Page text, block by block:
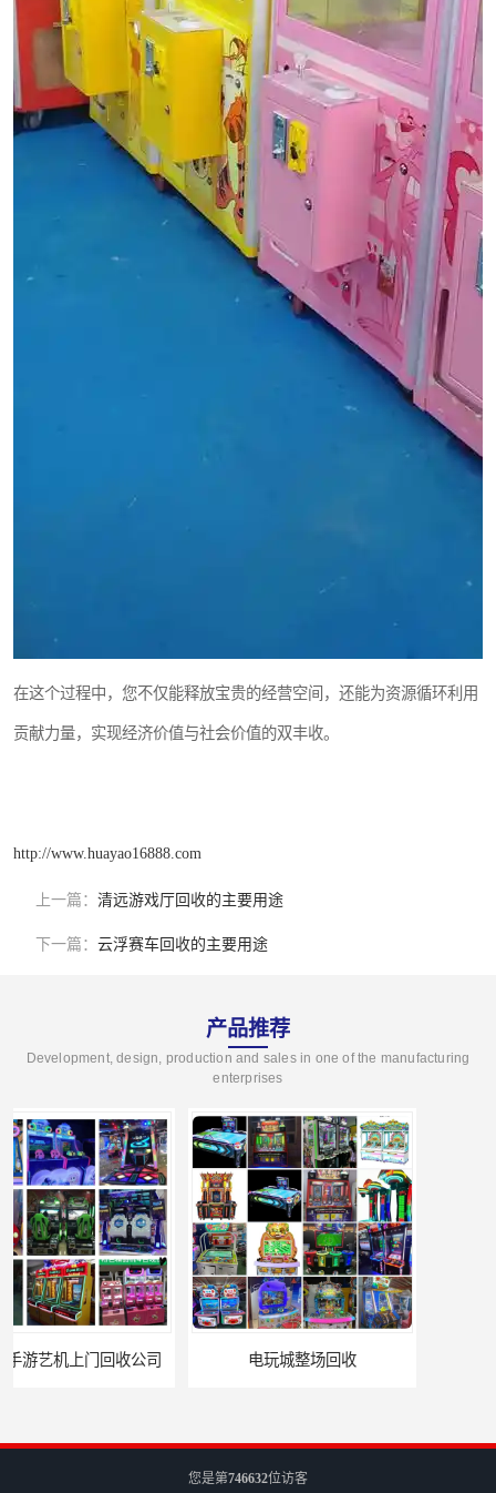
在这个过程中，您不仅能释放宝贵的经营空间，还能为资源循环利用
贡献力量，实现经济价值与社会价值的双丰收。
http://www.huayao16888.com
上一篇： 清远游戏厅回收的主要用途
下一篇： 云浮赛车回收的主要用途
产品推荐
Development, design, production and sales in one of the manufacturing
enterprises
电玩城整场回收 儿童机回收
您是第746632位访客